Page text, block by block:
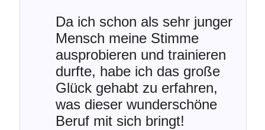
Da ich schon als sehr junger
Mensch meine Stimme
ausprobieren und trainieren
durfte, habe ich das große
Glück gehabt zu erfahren,
was dieser wunderschöne
Beruf mit sich bringt!